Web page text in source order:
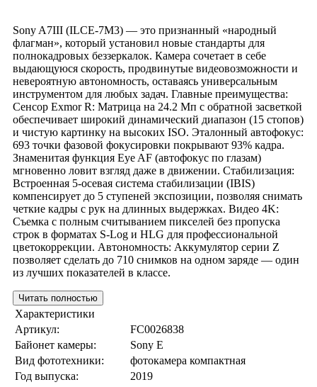
Sony A7III (ILCE-7M3) — это признанный «народный
флагман», который установил новые стандарты для
полнокадровых беззеркалок. Камера сочетает в себе
выдающуюся скорость, продвинутые видеовозможности и
невероятную автономность, оставаясь универсальным
инструментом для любых задач. Главные преимущества:
Сенсор Exmor R: Матрица на 24.2 Мп с обратной засветкой
обеспечивает широкий динамический диапазон (15 стопов)
и чистую картинку на высоких ISO. Эталонный автофокус:
693 точки фазовой фокусировки покрывают 93% кадра.
Знаменитая функция Eye AF (автофокус по глазам)
мгновенно ловит взгляд даже в движении. Стабилизация:
Встроенная 5-осевая система стабилизации (IBIS)
компенсирует до 5 ступеней экспозиции, позволяя снимать
четкие кадры с рук на длинных выдержках. Видео 4K:
Съемка с полным считыванием пикселей без пропуска
строк в форматах S-Log и HLG для профессиональной
цветокоррекции. Автономность: Аккумулятор серии Z
позволяет сделать до 710 снимков на одном заряде — один
из лучших показателей в классе.
Читать полностью
Характеристики
Артикул:
FC0026838
Байонет камеры:
Sony E
Вид фототехники:
фотокамера компактная
Год выпуска:
2019